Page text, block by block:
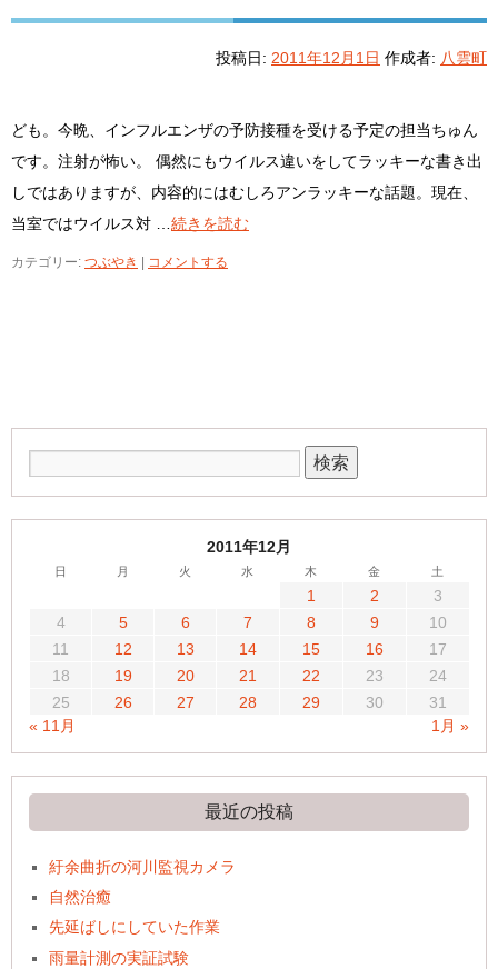
投稿日: 2011年12月1日 作成者: 八雲町
ども。今晩、インフルエンザの予防接種を受ける予定の担当ちゅん
です。注射が怖い。 偶然にもウイルス違いをしてラッキーな書き出
しではありますが、内容的にはむしろアンラッキーな話題。現在、
当室ではウイルス対 … 続きを読む
カテゴリー: つぶやき コメントする
2011年12月
日 月 火 水 木 金 土
1 2
3
4
5 6 7 8 9
10
11
12 13 14 15 16
17
18
19 20 21 22 23
24
25
26 27 28 29 30
31
« 11月
1月 »
最近の投稿
紆余曲折の河川監視カメラ
自然治癒
先延ばしにしていた作業
雨量計測の実証試験